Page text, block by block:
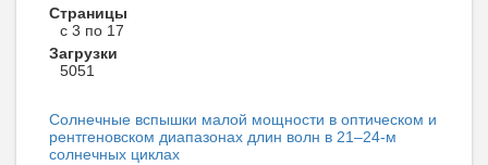
Страницы
с 3 по 17
Загрузки
5051
Солнечные вспышки малой мощности в оптическом и
рентгеновском диапазонах длин волн в 21–24-м
солнечных циклах